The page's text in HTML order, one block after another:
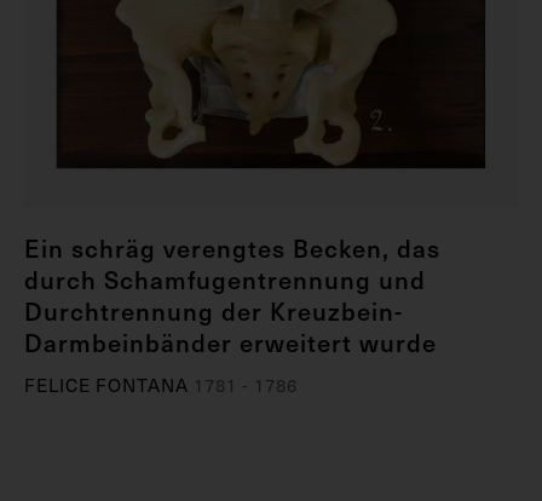
Ein schräg verengtes Becken, das
durch Schamfugentrennung und
Durchtrennung der Kreuzbein-
Darmbeinbänder erweitert wurde
FELICE FONTANA 1781 - 1786